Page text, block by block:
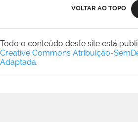
VOLTAR AO TOPO
Todo o conteúdo deste site está
Creative Commons Atribuição-
Adaptada.